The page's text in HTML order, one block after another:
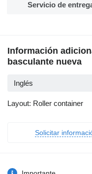
Servicio de
Información
basculante nueva
Inglés
Layout: Roller container
Solicitar